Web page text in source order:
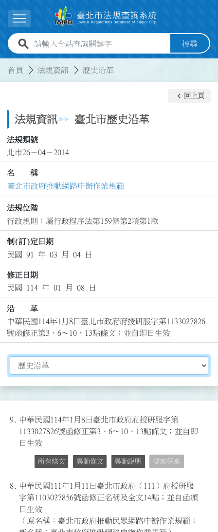
展開選單
全站查詢關鍵字欄位 搜尋
首頁 法規資訊 歷史沿革
法規資訊 臺北市歷史沿革
keyboard_arrow_left 回上頁
法規類號
北市26－04－2014
名 稱
臺北市政府推動網路申辦作業規範
法規位階
行政規則：屬行政程序法第159條第2項第1款
制(訂)定日期
民國 91 年 03 月 04 日
修正日期
民國 114 年 01 月 08 日
沿 革
中華民國114年1月8日臺北市政府府授研服字第1133027826
號函修正第3、6～10、13點條文；並自即日生效
切換選擇法規資訊內容
9.
中華民國114年1月8日臺北市政府府授研服字第
1133027826號函修正第3、6～10、13點條文；並自即
日生效
所有條文 異動條文 異動說明 提案草案
8. 中華民國111年1月11日臺北市政府（111）府授研服
字第1103027856號函修正名稱及全文14點；並自函頒
日生效
（原名稱：臺北市政府推動民眾網路申辦作業規範；